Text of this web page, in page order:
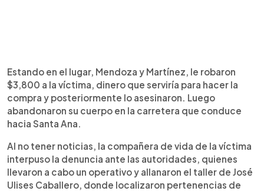
Estando en el lugar, Mendoza y Martínez, le robaron
$3,800 a la víctima, dinero que serviría para hacer la
compra y posteriormente lo asesinaron. Luego
abandonaron su cuerpo en la carretera que conduce
hacia Santa Ana.
Al no tener noticias, la compañera de vida de la víctima
interpuso la denuncia ante las autoridades, quienes
llevaron a cabo un operativo y allanaron el taller de José
Ulises Caballero, donde localizaron pertenencias de